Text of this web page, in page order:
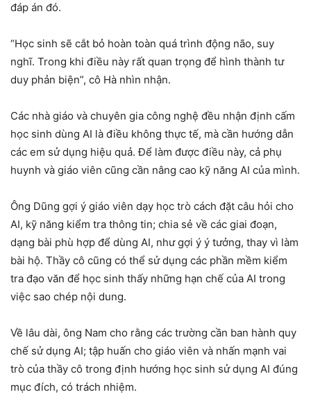
đáp án đó.
“Học sinh sẽ cắt bỏ hoàn toàn quá trình động não, suy
nghĩ. Trong khi điều này rất quan trọng để hình thành tư
duy phản biện”, cô Hà nhìn nhận.
Các nhà giáo và chuyên gia công nghệ đều nhận định cấm
học sinh dùng AI là điều không thực tế, mà cần hướng dẫn
các em sử dụng hiệu quả. Để làm được điều này, cả phụ
huynh và giáo viên cũng cần nâng cao kỹ năng AI của mình.
Ông Dũng gợi ý giáo viên dạy học trò cách đặt câu hỏi cho
AI, kỹ năng kiểm tra thông tin; chia sẻ về các giai đoạn,
dạng bài phù hợp để dùng AI, như gợi ý ý tưởng, thay vì làm
bài hộ. Thầy cô cũng có thể sử dụng các phần mềm kiểm
tra đạo văn để học sinh thấy những hạn chế của AI trong
việc sao chép nội dung.
Về lâu dài, ông Nam cho rằng các trường cần ban hành quy
chế sử dụng AI; tập huấn cho giáo viên và nhấn mạnh vai
trò của thầy cô trong định hướng học sinh sử dụng AI đúng
mục đích, có trách nhiệm.